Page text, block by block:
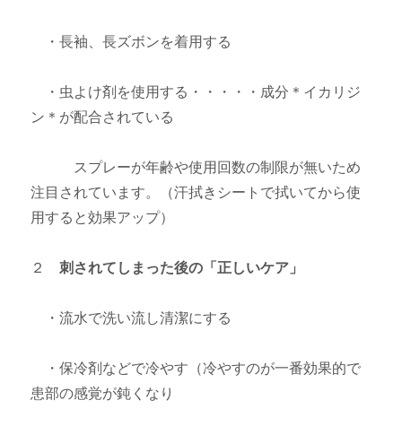
・長袖、長ズボンを着用する
・虫よけ剤を使用する・・・・・成分＊イカリジ
ン＊が配合されている
スプレーが年齢や使用回数の制限が無いため
注目されています。（汗拭きシートで拭いてから使
用すると効果アップ）
２刺されてしまった後の「正しいケア」
・流水で洗い流し清潔にする
・保冷剤などで冷やす（冷やすのが一番効果的で
患部の感覚が鈍くなり